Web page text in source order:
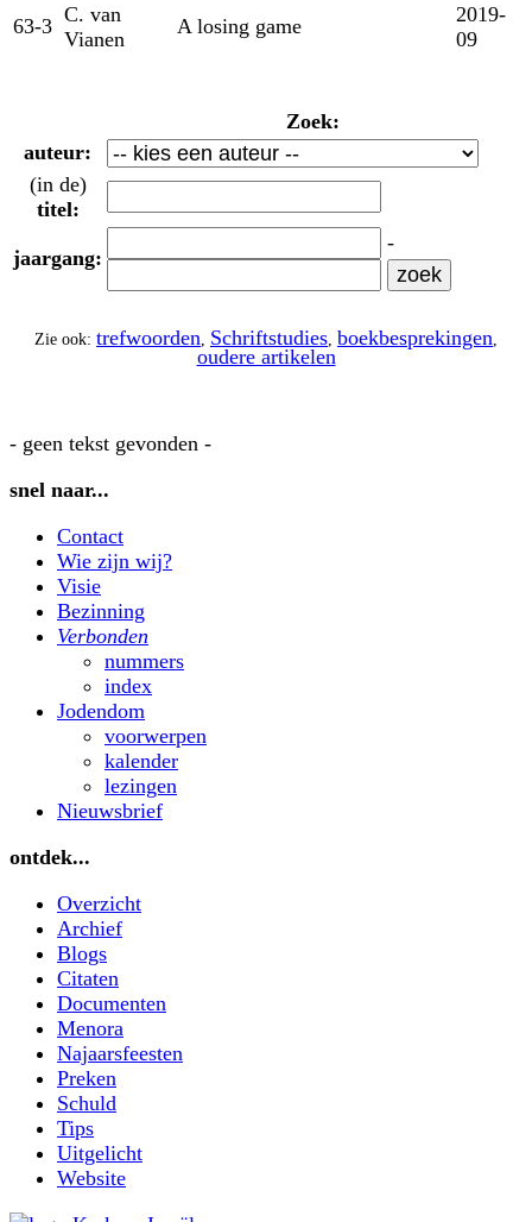
63-3 C. van
Vianen
A losing game
2019-
09
Zoek:
auteur:
(in de)
titel:
jaargang:
-
Zie ook: trefwoorden, Schriftstudies, boekbesprekingen,
oudere artikelen
- geen tekst gevonden -
snel naar...
Contact
Wie zijn wij?
Visie
Bezinning
Verbonden
nummers
index
Jodendom
voorwerpen
kalender
lezingen
Nieuwsbrief
ontdek...
Overzicht
Archief
Blogs
Citaten
Documenten
Menora
Najaarsfeesten
Preken
Schuld
Tips
Uitgelicht
Website